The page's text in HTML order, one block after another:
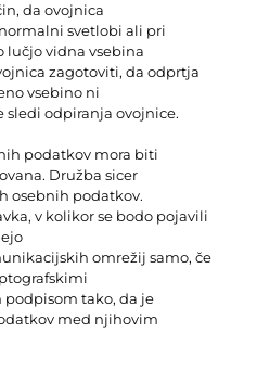
da ovojnica
svetlobi ali pri
lučjo vidna vsebina
zagotoviti, da odprtja
vsebino ni
sledi odpiranja ovojnice.
podatkov mora biti
Družba sicer
osebnih podatkov.
v kolikor se bodo pojavili
omrežij samo, če
tako, da je
med njihovim